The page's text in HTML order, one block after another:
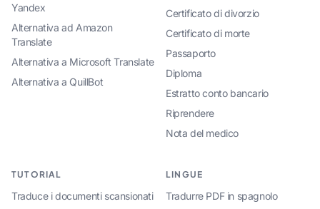
Yandex
Alternativa ad Amazon
Translate
Alternativa a Microsoft Translate
Alternativa a QuillBot
Certificato di divorzio
Certificato di morte
Passaporto
Diploma
Estratto conto bancario
Riprendere
Nota del medico
TUTORIAL
Traduce i documenti scansionati
LINGUE
Tradurre PDF in spagnolo